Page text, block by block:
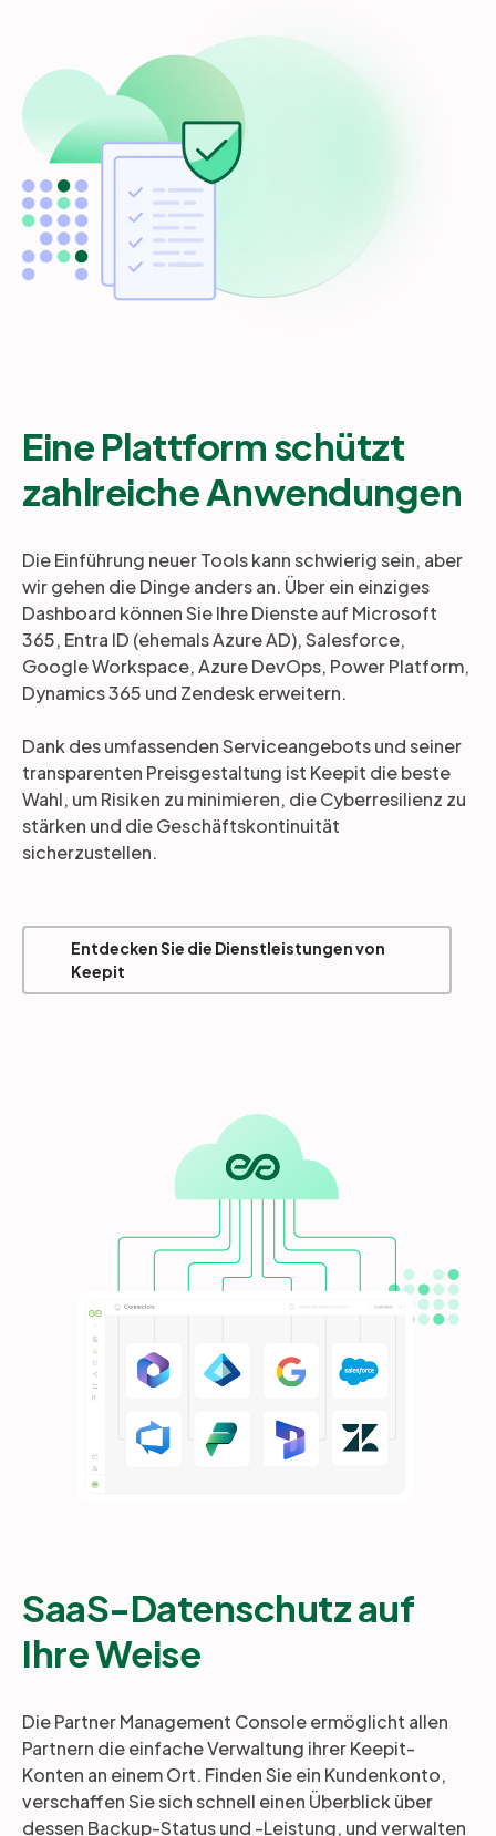
Eine Plattform schützt
zahlreiche Anwendungen
Die Einführung neuer Tools kann schwierig sein, aber
wir gehen die Dinge anders an. Über ein einziges
Dashboard können Sie Ihre Dienste auf Microsoft
365, Entra ID (ehemals Azure AD), Salesforce,
Google Workspace, Azure DevOps, Power Platform,
Dynamics 365 und Zendesk erweitern.
Dank des umfassenden Serviceangebots und seiner
transparenten Preisgestaltung ist Keepit die beste
Wahl, um Risiken zu minimieren, die Cyberresilienz zu
stärken und die Geschäftskontinuität
sicherzustellen.
Entdecken Sie die Dienstleistungen von
Keepit
SaaS-Datenschutz auf
Ihre Weise
Die Partner Management Console ermöglicht allen
Partnern die einfache Verwaltung ihrer Keepit-
Konten an einem Ort. Finden Sie ein Kundenkonto,
verschaffen Sie sich schnell einen Überblick über
dessen Backup-Status und -Leistung, und verwalten